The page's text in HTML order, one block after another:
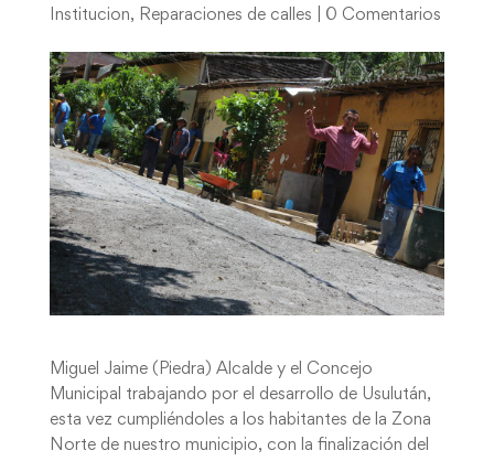
Institucion, Reparaciones de calles 0 Comentarios
Miguel Jaime (Piedra) Alcalde y el Concejo
Municipal trabajando por el desarrollo de Usulután,
esta vez cumpliéndoles a los habitantes de la Zona
Norte de nuestro municipio, con la finalización del